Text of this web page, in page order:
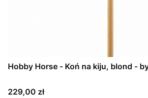
Hobby Horse - Koń na kiju, blond -
Cena
229,00 zł